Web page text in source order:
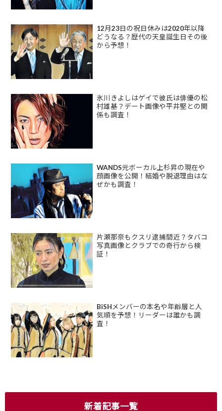
12月23日の祝日休みは2020年以降
どうなる？歴代の天皇誕生日その後
から予想！
氷川きよしはゲイで彼氏は俳優の松
村雄基？デート画像や平井堅との関
係も調査！
WANDS元ボーカル上杉昇の現在や
顔画像を公開！結婚や脱退理由はな
ぜかも調査！
片瀬那奈もクスリ逮捕間近？タバコ
写真画像とクラブでの奇行から検
証！
BiSHメンバーの本名や年齢層と人
気順を予想！リーダーは誰かも調
査！
新着記事一覧